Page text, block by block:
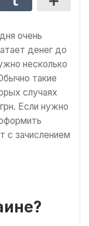
очень
денег до
несколько
такие
случаях
Если нужно
с зачислением